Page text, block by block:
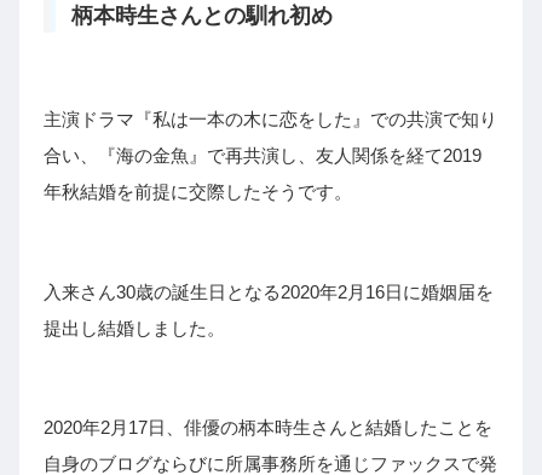
柄本時生さんとの馴れ初め
主演ドラマ『私は一本の木に恋をした』での共演で知り
合い、『海の金魚』で再共演し、友人関係を経て2019
年秋結婚を前提に交際したそうです。
入来さん30歳の誕生日となる2020年2月16日に婚姻届を
提出し結婚しました。
2020年2月17日、俳優の柄本時生さんと結婚したことを
自身のブログならびに所属事務所を通じファックスで発